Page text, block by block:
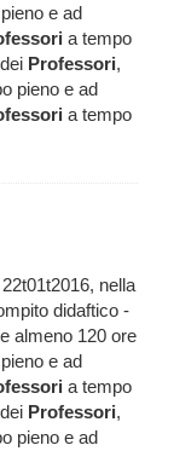
e ad
a tempo
Professori,
pieno e ad
a tempo
nella
didaftico -
almeno 120 ore
e ad
a tempo
Professori,
pieno e ad